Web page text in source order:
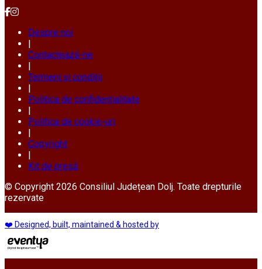
Despre noi
|
Contactează-ne
|
Termeni și condiții
|
Politica de confidențialitate
|
Politica de cookie-uri
|
Copyright
|
Kit de presă
© Copyright 2026 Consiliul Județean Dolj. Toate drepturile
rezervate
❤️ Designed, built, maintained & hosted by